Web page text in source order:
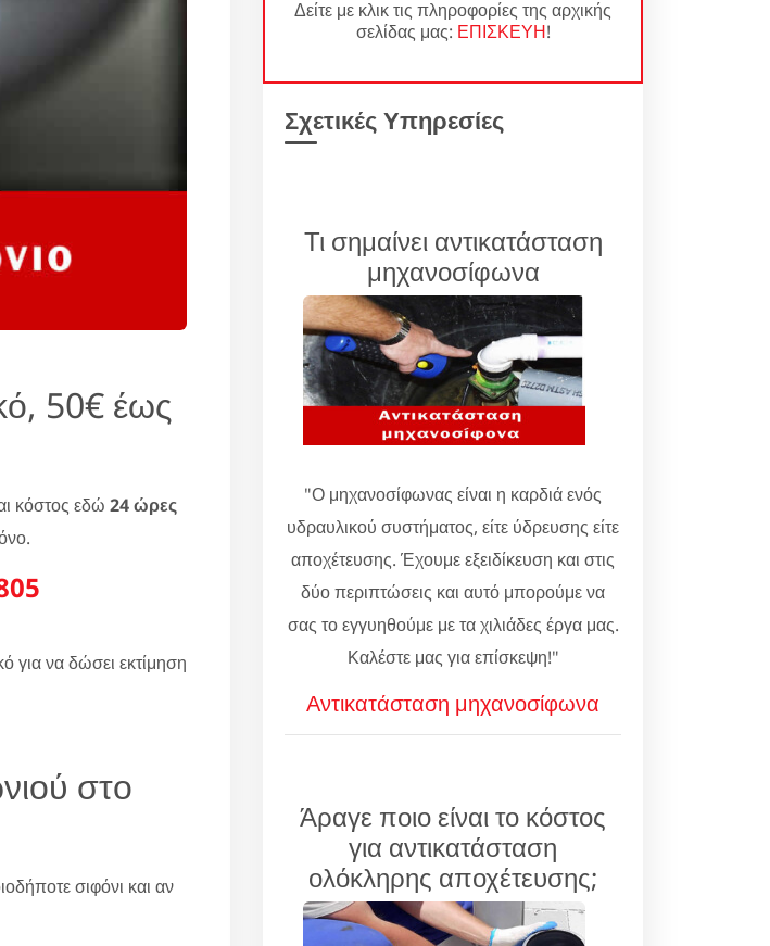
50€ έως
κόστος εδώ 24 ώρες
για να δώσει εκτίμηση
στο
σιφόνι και αν
Δείτε με κλικ τις πληροφορίες της αρχικής
σελίδας μας: ΕΠΙΣΚΕΥΗ!
Σχετικές Υπηρεσίες
Τι σημαίνει αντικατάσταση
μηχανοσίφωνα
"Ο μηχανοσίφωνας είναι η καρδιά ενός
υδραυλικού συστήματος, είτε ύδρευσης είτε
αποχέτευσης. Έχουμε εξειδίκευση και στις
δύο περιπτώσεις και αυτό μπορούμε να
σας το εγγυηθούμε με τα χιλιάδες έργα μας.
Καλέστε μας για επίσκεψη!"
Αντικατάσταση μηχανοσίφωνα
Άραγε ποιο είναι το κόστος
για αντικατάσταση
ολόκληρης αποχέτευσης;